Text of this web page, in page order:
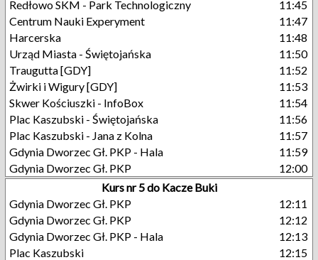
Redłowo SKM - Park Technologiczny
11:45
Centrum Nauki Experyment
11:47
Harcerska
11:48
Urząd Miasta - Świętojańska
11:50
Traugutta [GDY]
11:52
Żwirki i Wigury [GDY]
11:53
Skwer Kościuszki - InfoBox
11:54
Plac Kaszubski - Świętojańska
11:56
Plac Kaszubski - Jana z Kolna
11:57
Gdynia Dworzec Gł. PKP - Hala
11:59
Gdynia Dworzec Gł. PKP
12:00
Kurs nr 5 do Kacze Buki
Gdynia Dworzec Gł. PKP
12:11
Gdynia Dworzec Gł. PKP
12:12
Gdynia Dworzec Gł. PKP - Hala
12:13
Plac Kaszubski
12:15